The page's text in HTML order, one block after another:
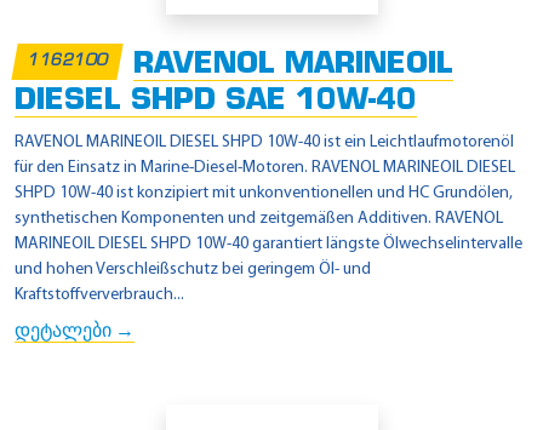
1162100
RAVENOL MARINEOIL
DIESEL SHPD SAE 10W-40
RAVENOL MARINEOIL DIESEL SHPD 10W-40 ist ein Leichtlaufmotorenöl
für den Einsatz in Marine-Diesel-Motoren. RAVENOL MARINEOIL DIESEL
SHPD 10W-40 ist konzipiert mit unkonventionellen und HC Grundölen,
synthetischen Komponenten und zeitgemäßen Additiven. RAVENOL
MARINEOIL DIESEL SHPD 10W-40 garantiert längste Ölwechselintervalle
und hohen Verschleißschutz bei geringem Öl- und
Kraftstoffververbrauch...
დეტალები →